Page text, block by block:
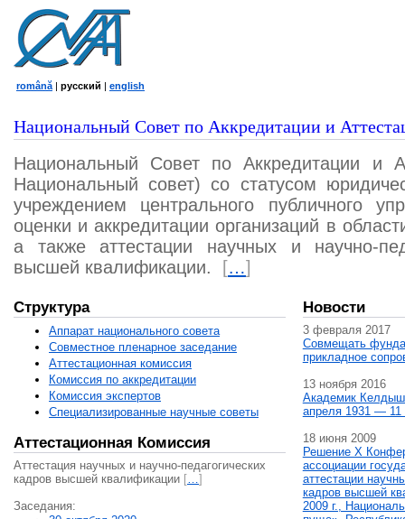
română | русский | english
Национальный Совет по Аккредитации и
Национальный Совет по Аккредитации и
Национальный совет) со статусом
учреждением центрального публичного
оценки и аккредитации организаций в
а также аттестации научных и научно-
высшей квалификации.
[…]
Структура
Аппарат национального совета
Совместное пленарное заседание
Аттестационная комисcия
Комиссия по аккредитации
Комиссия экспертов
Специализированные научные советы
Аттестационная Комиссия
Аттестация научных и научно-педагогических
кадров высшей квалификации […]
Заседания:
Новости
3 февраля 2017
Совмещать
прикладное
13 ноября 2016
Академик
апреля 1931 — 11
18 июня 2009
Решение X
ассоциации
аттестации
кадров высшей
2009 г.,